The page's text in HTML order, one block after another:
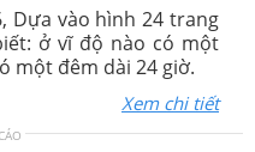
Dựa vào hình 24 trang
ở vĩ độ nào có một
một đêm dài 24 giờ.
Xem chi tiết